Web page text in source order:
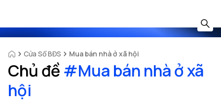
Cửa Sổ BĐS Mua bán nhà ở xã hội
Chủ đề #Mua bán nhà ở xã
hội